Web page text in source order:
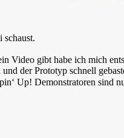
schaust.
Video gibt habe ich mich
der Prototyp schnell
Up! Demonstratoren sind